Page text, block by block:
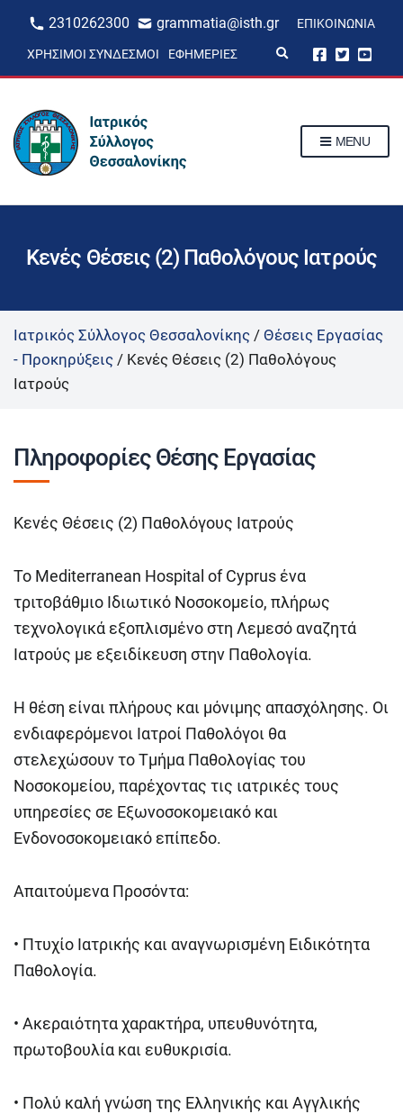
2310262300 grammatia@isth.gr ΕΠΙΚΟΙΝΩΝΊΑ
ΧΡΉΣΙΜΟΙ ΣΎΝΔΕΣΜΟΙ ΕΦΗΜΕΡΊΕΣ
p
m
MENU
Κενές Θέσεις (2) Παθολόγους Ιατρούς
Ιατρικός Σύλλογος Θεσσαλονίκης / Θέσεις Εργασίας
- Προκηρύξεις / Κενές Θέσεις (2) Παθολόγους
Ιατρούς
Πληροφορίες Θέσης Εργασίας
Κενές Θέσεις (2) Παθολόγους Ιατρούς
Το Mediterranean Hospital of Cyprus ένα
τριτοβάθμιο Ιδιωτικό Νοσοκομείο, πλήρως
τεχνολογικά εξοπλισμένο στη Λεμεσό αναζητά
Ιατρούς με εξειδίκευση στην Παθολογία.
Η θέση είναι πλήρους και μόνιμης απασχόλησης. Οι
ενδιαφερόμενοι Ιατροί Παθολόγοι θα
στελεχώσουν το Τμήμα Παθολογίας του
Νοσοκομείου, παρέχοντας τις ιατρικές τους
υπηρεσίες σε Εξωνοσοκομειακό και
Ενδονοσοκομειακό επίπεδο.
Απαιτούμενα Προσόντα:
• Πτυχίο Ιατρικής και αναγνωρισμένη Ειδικότητα
Παθολογία.
• Ακεραιότητα χαρακτήρα, υπευθυνότητα,
πρωτοβουλία και ευθυκρισία.
• Πολύ καλή γνώση της Ελληνικής και Αγγλικής